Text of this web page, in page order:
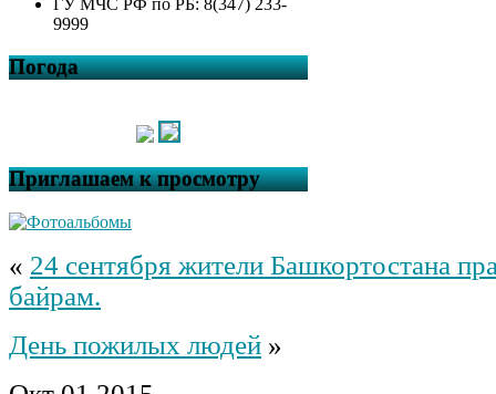
ГУ МЧС РФ по РБ: 8(347) 233-
9999
Погода
Приглашаем к просмотру
« 24 сентября жители Башкортостана
байрам.
День пожилых людей »